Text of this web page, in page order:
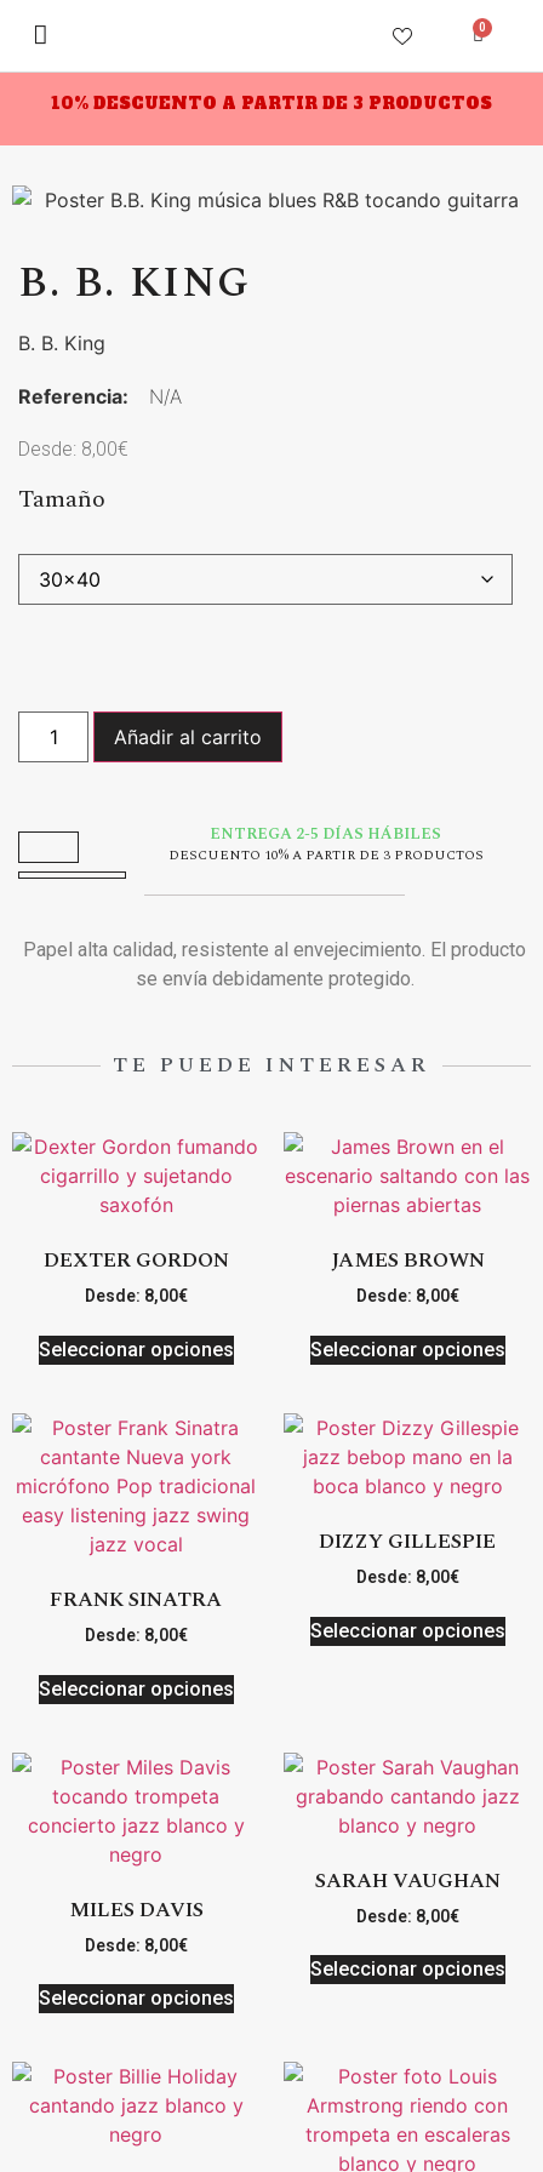
0
10% DESCUENTO A PARTIR DE 3 PRODUCTOS
B. B. KING
B. B. King
Referencia: N/A
Desde: 8,00€
Tamaño
Añadir al carrito
ENTREGA 2-5 DÍAS HÁBILES
DESCUENTO 10% A PARTIR DE 3 PRODUCTOS
Papel alta calidad, resistente al envejecimiento. El producto
se envía debidamente protegido.
TE PUEDE INTERESAR
DEXTER GORDON
Desde: 8,00€
Seleccionar opciones
JAMES BROWN
Desde: 8,00€
Seleccionar opciones
FRANK SINATRA
Desde: 8,00€
Seleccionar opciones
DIZZY GILLESPIE
Desde: 8,00€
Seleccionar opciones
MILES DAVIS
Desde: 8,00€
Seleccionar opciones
SARAH VAUGHAN
Desde: 8,00€
Seleccionar opciones